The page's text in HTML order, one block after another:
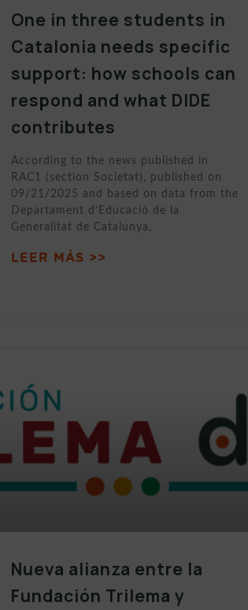
One in three students in
Catalonia needs specific
support: how schools can
respond and what DIDE
contributes
According to the news published in
RAC1 (section Societat), published on
09/21/2025 and based on data from the
Departament d’Educació de la
Generalitat de Catalunya,
LEER MÁS >>
Nueva alianza entre la
Fundación Trilema y